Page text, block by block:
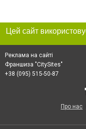
Реклама на сайті
Франшиза "CitySites"
+38 (095) 515-50-87
Про нас